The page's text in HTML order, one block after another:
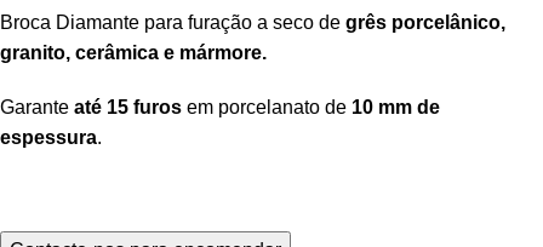
Broca Diamante para furação a seco de grês porcelânico,
granito, cerâmica e mármore.
Garante até 15 furos em porcelanato de 10 mm de
espessura.